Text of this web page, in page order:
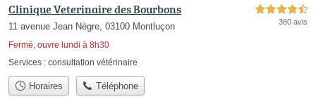
Clinique Veterinaire des Bourbons
11 avenue Jean Nègre, 03100 Montluçon
Fermé, ouvre lundi à 8h30
4,5 étoiles sur 5
380 avis
Services : consultation vétérinaire
Horaires Téléphone